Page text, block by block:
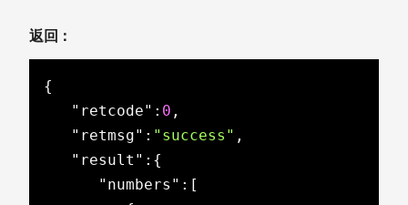
返回：
{
"retcode" : 0 ,
"retmsg" : "success" ,
"result" :{
"numbers" :[